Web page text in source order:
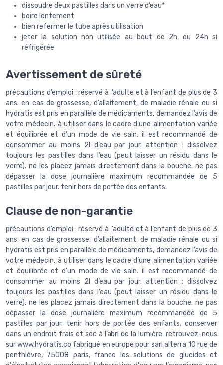
dissoudre deux pastilles dans un verre d’eau*
boire lentement
bien refermer le tube après utilisation
jeter la solution non utilisée au bout de 2h, ou 24h si
réfrigérée
Avertissement de sûreté
précautions d’emploi : réservé à l’adulte et à l’enfant de plus de 3
ans. en cas de grossesse, d’allaitement, de maladie rénale ou si
hydratis est pris en parallèle de médicaments, demandez l’avis de
votre médecin. à utiliser dans le cadre d’une alimentation variée
et équilibrée et d’un mode de vie sain. il est recommandé de
consommer au moins 2l d’eau par jour. attention : dissolvez
toujours les pastilles dans l’eau (peut laisser un résidu dans le
verre). ne les placez jamais directement dans la bouche. ne pas
dépasser la dose journalière maximum recommandée de 5
pastilles par jour. tenir hors de portée des enfants.
Clause de non-garantie
précautions d’emploi : réservé à l’adulte et à l’enfant de plus de 3
ans. en cas de grossesse, d’allaitement, de maladie rénale ou si
hydratis est pris en parallèle de médicaments, demandez l’avis de
votre médecin. à utiliser dans le cadre d’une alimentation variée
et équilibrée et d’un mode de vie sain. il est recommandé de
consommer au moins 2l d’eau par jour. attention : dissolvez
toujours les pastilles dans l’eau (peut laisser un résidu dans le
verre). ne les placez jamais directement dans la bouche. ne pas
dépasser la dose journalière maximum recommandée de 5
pastilles par jour. tenir hors de portée des enfants. conserver
dans un endroit frais et sec à l’abri de la lumière. retrouvez-nous
sur www.hydratis.co fabriqué en europe pour sarl alterra 10 rue de
penthièvre, 75008 paris, france les solutions de glucides et